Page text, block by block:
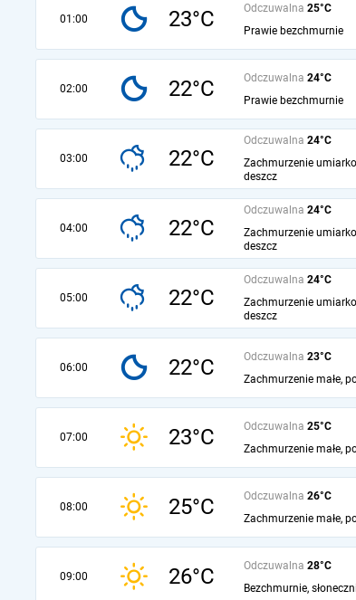
01:00 23°C Odczuwalna 25°C
Prawie bezchmurnie
02:00 22°C Odczuwalna 24°C
Prawie bezchmurnie
03:00 22°C
Odczuwalna 24°C
Zachmurzenie
deszcz
04:00 22°C
Odczuwalna 24°C
Zachmurzenie
deszcz
05:00 22°C
Odczuwalna 24°C
Zachmurzenie
deszcz
06:00 22°C Odczuwalna 23°C
Zachmurzenie małe,
07:00 23°C Odczuwalna 25°C
Zachmurzenie małe,
08:00 25°C Odczuwalna 26°C
Zachmurzenie małe,
09:00 26°C Odczuwalna 28°C
Bezchmurnie,